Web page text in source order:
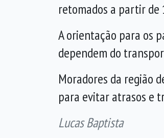
retomados a partir de
A orientação para os
dependem do
Moradores da região
para evitar atrasos e
Lucas Baptista